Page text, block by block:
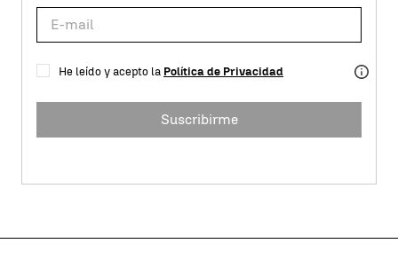
He leído y acepto la Política de Privacidad
Suscribirme